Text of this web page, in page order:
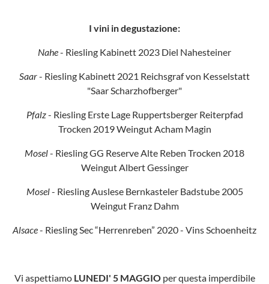
I vini in degustazione:
Nahe- Riesling Kabinett 2023 Diel Nahesteiner
Saar- Riesling Kabinett 2021 Reichsgraf von Kesselstatt
"Saar Scharzhofberger"
Pfalz- Riesling Erste Lage Ruppertsberger Reiterpfad
Trocken 2019 Weingut Acham Magin
Mosel- Riesling GG Reserve Alte Reben Trocken 2018
Weingut Albert Gessinger
Mosel- Riesling Auslese Bernkasteler Badstube 2005
Weingut Franz Dahm
Alsace- Riesling Sec “Herrenreben” 2020 - Vins Schoenheitz
Vi aspettiamo LUNEDI' 5 MAGGIOper questa imperdibile